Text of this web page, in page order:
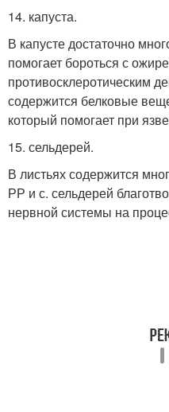
14. капуста.
В капусте достаточно
помогает бороться с
противосклеротическим
содержится белковые
который помогает при
15. сельдерей.
В листьях содержится
РР и с. сельдерей
нервной системы на